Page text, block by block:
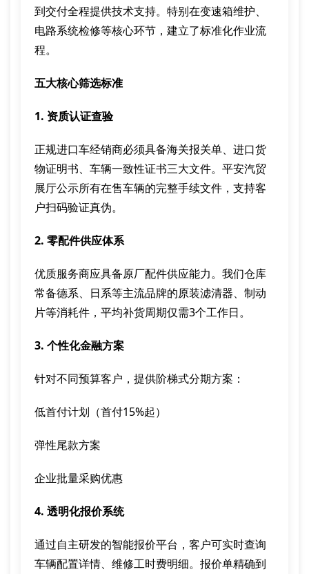
到交付全程提供技术支持。特别在变速箱维护、
电路系统检修等核心环节，建立了标准化作业流
程。
五大核心筛选标准
1. 资质认证查验
正规进口车经销商必须具备海关报关单、进口货
物证明书、车辆一致性证书三大文件。平安汽贸
展厅公示所有在售车辆的完整手续文件，支持客
户扫码验证真伪。
2. 零配件供应体系
优质服务商应具备原厂配件供应能力。我们仓库
常备德系、日系等主流品牌的原装滤清器、制动
片等消耗件，平均补货周期仅需3个工作日。
3. 个性化金融方案
针对不同预算客户，提供阶梯式分期方案：
低首付计划（首付15%起）
弹性尾款方案
企业批量采购优惠
4. 透明化报价系统
通过自主研发的智能报价平台，客户可实时查询
车辆配置详情、维修工时费明细。报价单精确到